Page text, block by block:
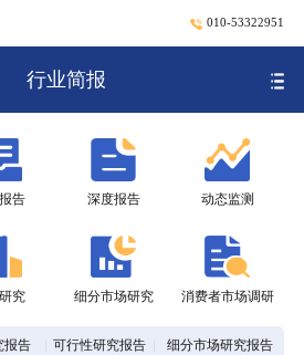
010-53322951
行业简报
告 深度报告 动态监测
究 细分市场研究 消费者市场调研
报告 可行性研究报告 细分市场研究报告